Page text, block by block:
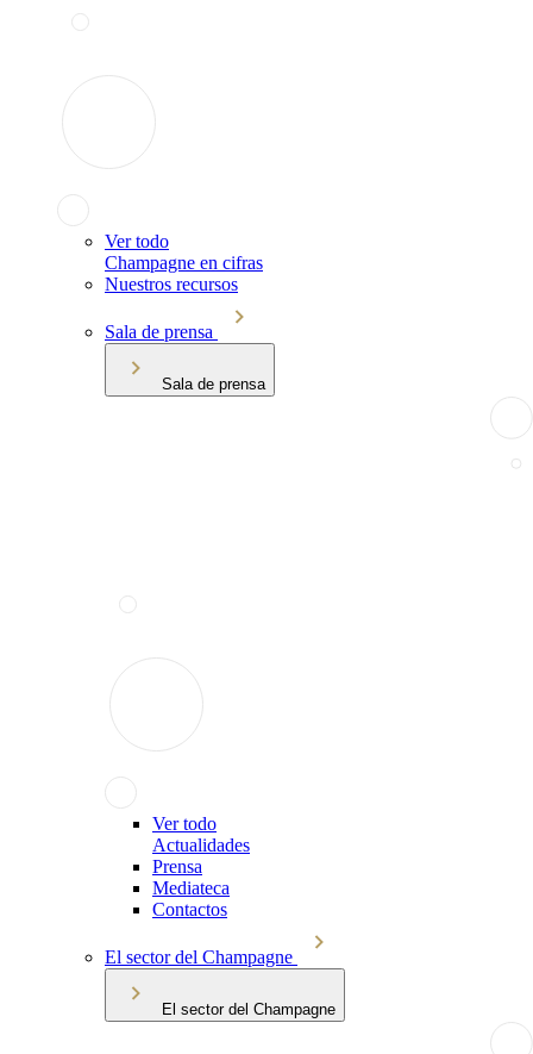
Ver todo
Champagne en cifras
Nuestros recursos
Sala de prensa
Sala de prensa
Ver todo
Actualidades
Prensa
Mediateca
Contactos
El sector del Champagne
El sector del Champagne